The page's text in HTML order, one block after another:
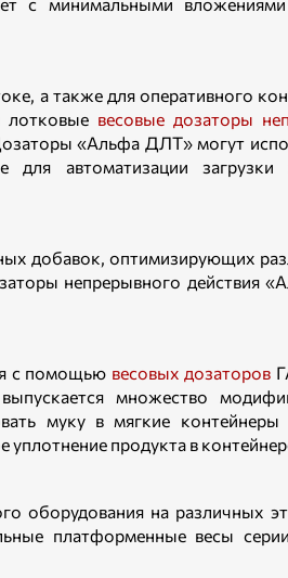
а также для оперативного
лотковые весовые дозаторы
«Альфа ДЛТ» могут
автоматизации
добавок, оптимизирующих
непрерывного действия
с помощью весовых дозаторов
множество
муку в мягкие
продукта в
оборудования на различных
платформенные весы